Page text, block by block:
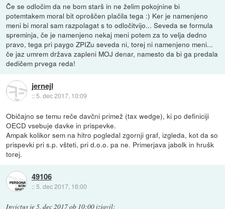
Če se odločim da ne bom starš in ne želim pokojnine bi
potemtakem moral bit oproščen plačila tega :) Ker je namenjeno
meni bi moral sam razpolagat s to odločitvijo... Seveda se formula
spreminja, če je namenjeno nekaj meni potem za to velja dedno
pravo, tega pri paygo ZPIZu seveda ni, torej ni namenjeno meni...
če jaz umrem država zapleni MOJ denar, namesto da bi ga predala
dedičem prvega reda!
jernejl
::5. dec 2017, 10:09
Običajno se temu reče davčni primež (tax wedge), ki po definiciji
OECD vsebuje davke in prispevke.
Ampak kolikor sem na hitro pogledal zgornji graf, izgleda, kot da so
prispevki pri s.p. všteti, pri d.o.o. pa ne. Primerjava jabolk in hrušk
torej.
49106
:: 5. dec 2017, 16:00
Invictus je5. dec 2017 ob 10:00izjavil: